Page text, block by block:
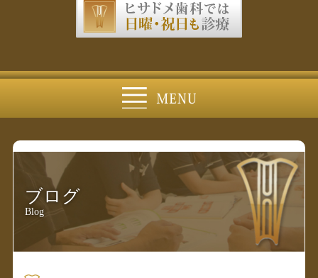
ブログ
Blog